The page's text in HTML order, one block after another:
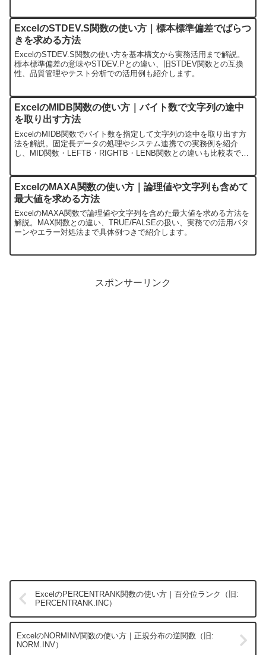
ExcelのSTDEV.S関数の使い方｜標本標準偏差でばらつ
きを求める方法
ExcelのSTDEV.S関数の使い方を基本構文から実務活用まで解説。
標本標準偏差の意味やSTDEV.Pとの違い、旧STDEV関数との互換
性、品質管理やテスト分析での活用例も紹介します。
ExcelのMIDB関数の使い方｜バイト数で文字列の途中
を取り出す方法
ExcelのMIDB関数でバイト数を指定して文字列の途中を取り出す方
法を解説。固定長データの処理やシステム連携での実務例を紹介
し、MID関数・LEFTB・RIGHTB・LENB関数との違いも比較表で整
ExcelのMAXA関数の使い方｜論理値や文字列も含めて
最大値を求める方法
ExcelのMAXA関数で論理値や文字列を含めた最大値を求める方法を
解説。MAX関数との違い、TRUE/FALSEの扱い、実務での活用パタ
ーンやエラー対処法まで具体例つきで紹介します。
スポンサーリンク
ExcelのPERCENTRANK関数の使い方｜百分位ランク（旧:
PERCENTRANK.INC）
ExcelのNORMINV関数の使い方｜正規分布の逆関数（旧:
NORM.INV）